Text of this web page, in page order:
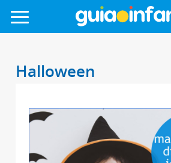
Halloween